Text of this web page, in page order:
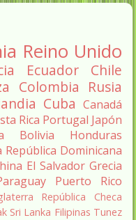
Reino Unido
Ecuador
Chile
Colombia Rusia
Cuba Canadá
Rica Portugal Japón
Bolivia
Honduras
República Dominicana
El Salvador Grecia
Puerto Rico
República Checa
Sri Lanka Filipinas Tunez